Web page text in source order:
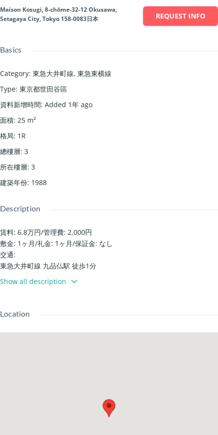
Maison Kosugi, 8-chōme-32-12 Okusawa,
Setagaya City, Tokyo 158-0083日本
REQUEST INFO
Basics
Category: 東急大井町線, 東急東横線
Type: 東京都世田谷區
資料新增時間: Added 1年 ago
面積: 25 m²
格局: 1R
總樓層: 3
所在樓層: 3
建築年份: 1988
Description
賃料: 6.8万円/管理費: 2,000円
敷金: 1ヶ月/礼金: 1ヶ月/保証金: なし
交通:
東急大井町線 九品仏駅 徒歩1分
東急大井町線 尾山台駅 徒歩8分
東急東横線 自由が丘駅 徒歩9分
IH 爐/儲物空間 / 鞋櫃
木地板 / 角落房間 / 頂樓
Show all description
Location